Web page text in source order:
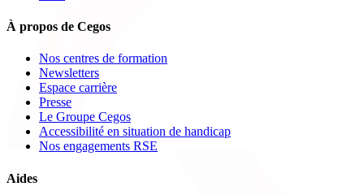
À propos de Cegos
Nos centres de formation
Newsletters
Espace carrière
Presse
Le Groupe Cegos
Accessibilité en situation de handicap
Nos engagements RSE
Aides